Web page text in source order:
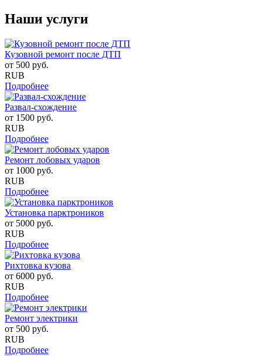
Наши услуги
Кузовной ремонт после ДТП
от 500 руб.
RUB
Подробнее
Развал-схождение
от 1500 руб.
RUB
Подробнее
Ремонт лобовых ударов
от 1000 руб.
RUB
Подробнее
Установка парктроников
от 5000 руб.
RUB
Подробнее
Рихтовка кузова
от 6000 руб.
RUB
Подробнее
Ремонт электрики
от 500 руб.
RUB
Подробнее